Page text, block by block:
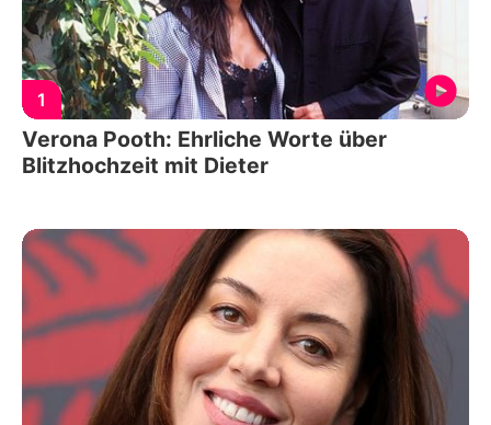
1
Verona Pooth: Ehrliche Worte über
Blitzhochzeit mit Dieter